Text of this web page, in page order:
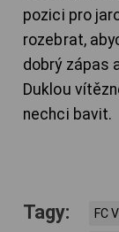
pozici pro
rozebrat,
dobrý zápas
Duklou
nechci bavit.
Tagy: FC